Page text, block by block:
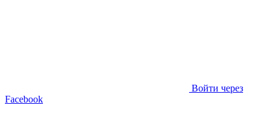
Войти через
Facebook